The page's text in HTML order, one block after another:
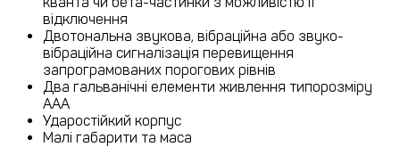
відключення
Двотональна звукова, вібраційна або звуко-
вібраційна сигналізація перевищення
запрограмованих порогових рівнів
Два гальванічні елементи живлення типорозміру
ААА
Ударостійкий корпус
Малі габарити та маса